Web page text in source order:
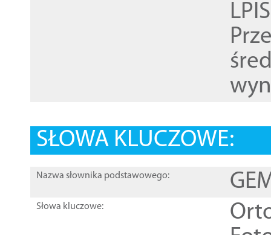
SŁOWA KLUCZOWE:
Nazwa słownika podstawowego:
Słowa kluczowe: